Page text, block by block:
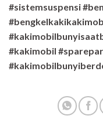
#sistemsuspensi
#kakimobil